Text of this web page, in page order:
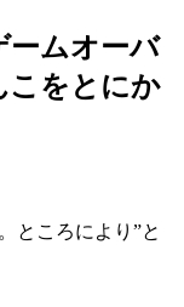
ームオーバ
こをとにか
ところにより”と